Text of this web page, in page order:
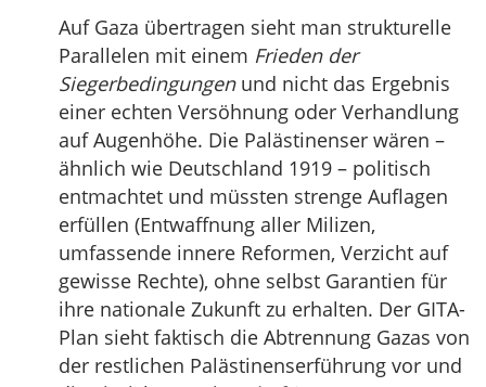
Auf Gaza übertragen sieht man strukturelle
Parallelen mit einem Frieden der
Siegerbedingungenund nicht das Ergebnis
einer echten Versöhnung oder Verhandlung
auf Augenhöhe. Die Palästinenser wären –
ähnlich wie Deutschland 1919 – politisch
entmachtet und müssten strenge Auflagen
erfüllen (Entwaffnung aller Milizen,
umfassende innere Reformen, Verzicht auf
gewisse Rechte), ohne selbst Garantien für
ihre nationale Zukunft zu erhalten. Der GITA-
Plan sieht faktisch die Abtrennung Gazas von
der restlichen Palästinenserführung vor und